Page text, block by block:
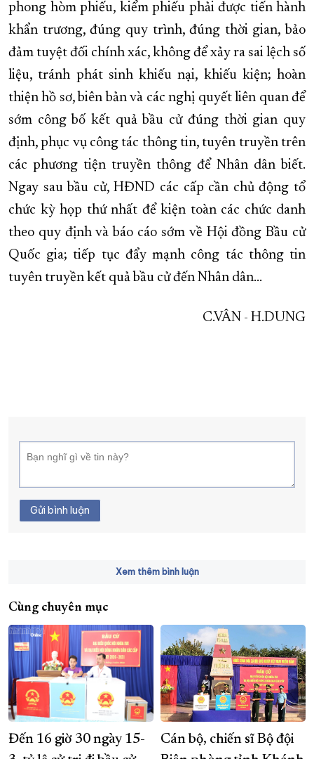
phong hòm phiếu, kiểm phiếu phải được tiến hành
khẩn trương, đúng quy trình, đúng thời gian, bảo
đảm tuyệt đối chính xác, không để xảy ra sai lệch số
liệu, tránh phát sinh khiếu nại, khiếu kiện; hoàn
thiện hồ sơ, biên bản và các nghị quyết liên quan để
sớm công bố kết quả bầu cử đúng thời gian quy
định, phục vụ công tác thông tin, tuyên truyền trên
các phương tiện truyền thông để Nhân dân biết.
Ngay sau bầu cử, HĐND các cấp cần chủ động tổ
chức kỳ họp thứ nhất để kiện toàn các chức danh
theo quy định và báo cáo sớm về Hội đồng Bầu cử
Quốc gia; tiếp tục đẩy mạnh công tác thông tin
tuyên truyền kết quả bầu cử đến Nhân dân…
C.VÂN - H.DUNG
Gửi bình luận
Xem thêm bình luận
Cùng chuyên mục
Đến 16 giờ 30 ngày 15-
Cán bộ, chiến sĩ Bộ đội